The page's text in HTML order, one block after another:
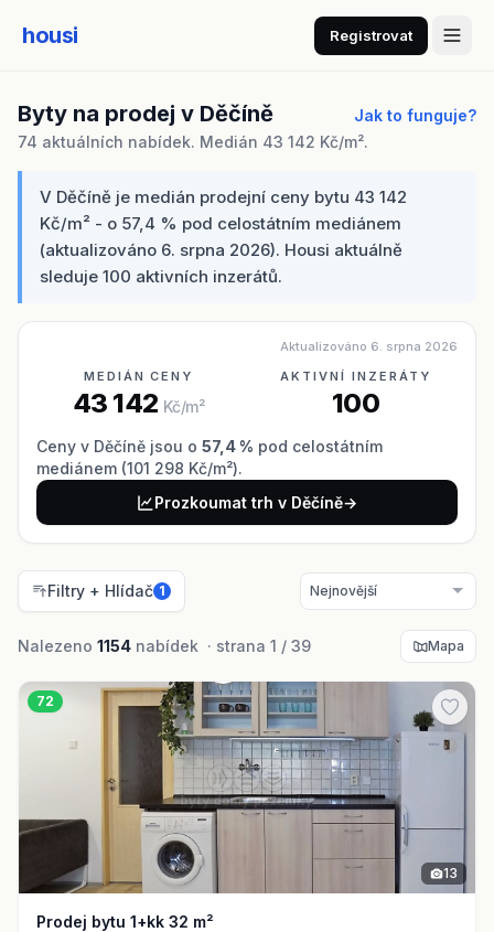
housi Registrovat
Byty na prodej v Děčíně
Jak to funguje?
74 aktuálních nabídek. Medián 43 142 Kč/m².
V Děčíně je medián prodejní ceny bytu 43 142
Kč/m² - o 57,4 % pod celostátním mediánem
(aktualizováno 6. srpna 2026). Housi aktuálně
sleduje 100 aktivních inzerátů.
Aktualizováno 6. srpna 2026
MEDIÁN CENY
43 142 Kč/m²
AKTIVNÍ INZERÁTY
100
Ceny v Děčíně jsou o 57,4 % pod celostátním
mediánem (101 298 Kč/m²).
Prozkoumat trh v Děčíně→
Filtry + Hlídač 1
Nalezeno 1154 nabídek · strana 1 / 39 Mapa
72
13
Prodej bytu 1+kk 32 m²